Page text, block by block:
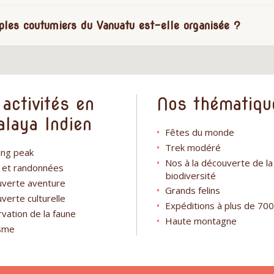
coutumiers du Vanuatu est-elle organisée ?
en
Indien
peak
randonnées
aventure
culturelle
de la faune
Nos
Fêtes du monde
Trek modéré
Nos à la découverte de la
biodiversité
Grands felins
Expéditions à plus de
Haute montagne